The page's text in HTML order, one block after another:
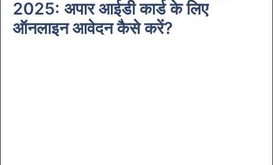
2025: अपार आईडी कार्ड के लिए
ऑनलाइन आवेदन कैसे करें?